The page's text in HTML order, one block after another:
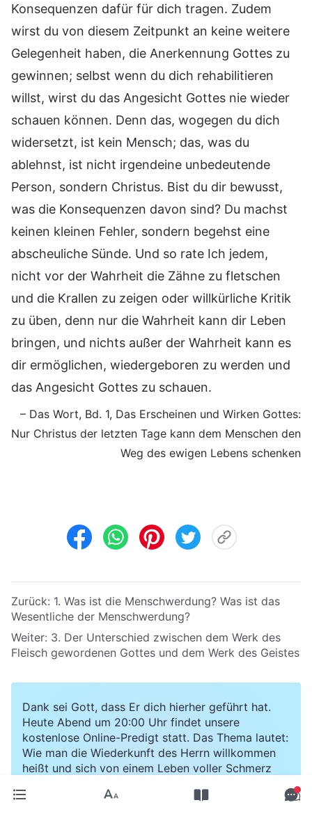
Konsequenzen dafür für dich tragen. Zudem
wirst du von diesem Zeitpunkt an keine weitere
Gelegenheit haben, die Anerkennung Gottes zu
gewinnen; selbst wenn du dich rehabilitieren
willst, wirst du das Angesicht Gottes nie wieder
schauen können. Denn das, wogegen du dich
widersetzt, ist kein Mensch; das, was du
ablehnst, ist nicht irgendeine unbedeutende
Person, sondern Christus. Bist du dir bewusst,
was die Konsequenzen davon sind? Du machst
keinen kleinen Fehler, sondern begehst eine
abscheuliche Sünde. Und so rate Ich jedem,
nicht vor der Wahrheit die Zähne zu fletschen
und die Krallen zu zeigen oder willkürliche Kritik
zu üben, denn nur die Wahrheit kann dir Leben
bringen, und nichts außer der Wahrheit kann es
dir ermöglichen, wiedergeboren zu werden und
das Angesicht Gottes zu schauen.
– Das Wort, Bd. 1, Das Erscheinen und Wirken Gottes:
Nur Christus der letzten Tage kann dem Menschen den
Weg des ewigen Lebens schenken
Zurück: 1. Was ist die Menschwerdung? Was ist das
Wesentliche der Menschwerdung?
Weiter: 3. Der Unterschied zwischen dem Werk des
Fleisch gewordenen Gottes und dem Werk des Geistes
Dank sei Gott, dass Er dich hierher geführt hat.
Heute Abend um 20:00 Uhr findet unsere
kostenlose Online-Predigt statt. Das Thema lautet:
Wie man die Wiederkunft des Herrn willkommen
heißt und sich von einem Leben voller Schmerz
Segen empfangen?